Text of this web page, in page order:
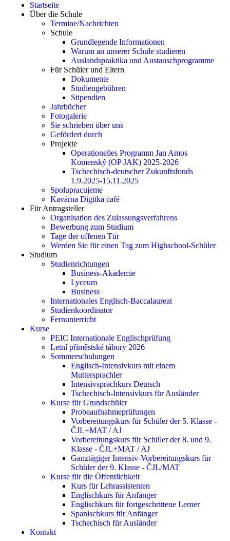
Startseite
Über die Schule
Termine/Nachrichten
Schule
Grundlegende Informationen
Warum an unserer Schule studieren
Auslandspraktika und Austauschprogramme
Für Schüler und Eltern
Dokumente
Studiengebühren
Stipendien
Jahrbücher
Fotogalerie
Sie schrieben über uns
Gefördert durch
Projekte
Operationelles Programm Jan Amos
Komenský (OP JAK) 2025-2026
Tschechisch-deutscher Zukunftsfonds
1.9.2025-15.11.2025
Spolupracujeme
Kavárna Digitka café
Für Antragsteller
Organisation des Zulassungsverfahrens
Bewerbung zum Studium
Tage der offenen Tür
Werden Sie für einen Tag zum Highschool-Schüler
Studium
Studienrichtungen
Business-Akademie
Lyceum
Business
Internationales Englisch-Baccalaureat
Studienkoordinator
Fernunterricht
Kurse
PEIC Internationale Englischprüfung
Letní příměstské tábory 2026
Sommerschulungen
Englisch-Intensivkurs mit einem
Muttersprachler
Intensivsprachkurs Deutsch
Tschechisch-Intensivkurs für Ausländer
Kurse für Grundschüler
Probeaufnahmeprüfungen
Vorbereitungskurs für Schüler der 5. Klasse -
ČJL+MAT / AJ
Vorbereitungskurs für Schüler der 8. und 9.
Klasse - ČJL+MAT / AJ
Ganztägiger Intensiv-Vorbereitungskurs für
Schüler der 9. Klasse - ČJL/MAT
Kurse für die Öffentlichkeit
Kurs für Lehrassistenten
Englischkurs für Anfänger
Englischkurs für fortgeschrittene Lerner
Spanischkurs für Anfänger
Tschechisch für Ausländer
Kontakt